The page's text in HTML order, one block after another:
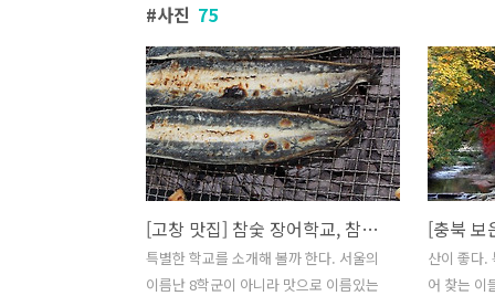
사진 75
[고창 맛집] 참숯 장어학교, 참숯에 장어가 노른노릇 / 육수가 끝내줘요~ '바지락칼국수
특별한 학교를 소개해 볼까 한다. 서울의
이름난 8학군이 아니라 맛으로 이름있는
산이 좋다.
어 찾는 이